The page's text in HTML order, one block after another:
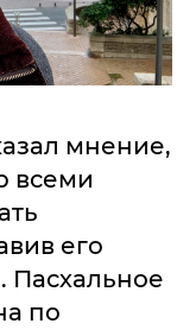
мнение,
всеми
его
Пасхальное
по